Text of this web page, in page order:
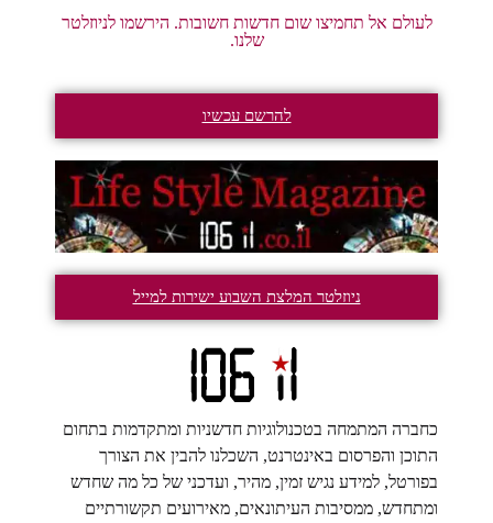
לעולם אל תחמיצו שום חדשות חשובות. הירשמו לניוזלטר
שלנו.
להרשם עכשיו
ניוזלטר המלצת השבוע ישירות למייל
כחברה המתמחה בטכנולוגיות חדשניות ומתקדמות בתחום
התוכן והפרסום באינטרנט, השכלנו להבין את הצורך
בפורטל, למידע נגיש זמין, מהיר, ועדכני של כל מה שחדש
ומתחדש, ממסיבות העיתונאים, מאירועים תקשורתיים